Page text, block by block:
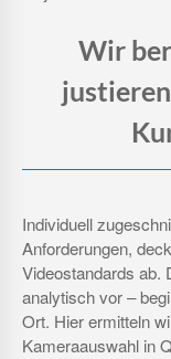
Wir
Individuell
Anforderungen,
Videostandards ab.
analytisch vor –
Ort. Hier ermitteln
Kameraauswahl in